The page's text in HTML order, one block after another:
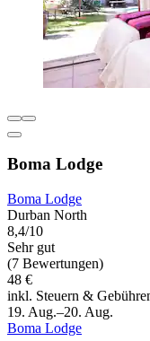
Boma Lodge
Boma Lodge
Durban North
8,4/10
Sehr gut
(7 Bewertungen)
48 €
inkl. Steuern &
19. Aug.–20. Aug.
Boma Lodge